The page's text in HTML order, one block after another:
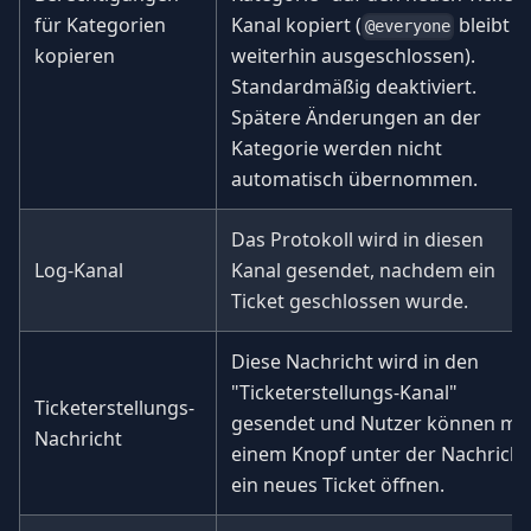
für Kategorien
kopieren
Kanal kopiert ( @everyone bleibt
weiterhin ausgeschlossen).
Standardmäßig deaktiviert.
Spätere Änderungen an der
Kategorie werden nicht
automatisch übernommen.
Log-Kanal
Das Protokoll wird in diesen
Kanal gesendet, nachdem ein
Ticket geschlossen wurde.
Ticketerstellungs-
Nachricht
Diese Nachricht wird in den
"Ticketerstellungs-Kanal"
gesendet und Nutzer können mit
einem Knopf unter der Nachricht
ein neues Ticket öffnen.